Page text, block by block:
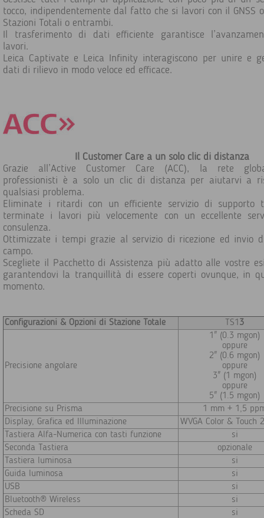
tocco, indipendentemente dal fatto che si lavori con il GNSS
Stazioni Totali o entrambi.
Il trasferimento di dati efficiente garantisce
lavori.
Leica Captivate e Leica Infinity interagiscono per unire e
dati di rilievo in modo veloce ed efficace.
Il Customer Care a un solo clic di distanza
Grazie all’Active Customer Care (ACC), la rete
professionisti è a solo un clic di distanza per aiutarvi a
qualsiasi problema.
Eliminate i ritardi con un efficiente servizio di supporto
terminate i lavori più velocemente con un eccellente
consulenza.
Ottimizzate i tempi grazie al servizio di ricezione ed invio
campo.
Scegliete il Pacchetto di Assistenza più adatto alle vostre
garantendovi la tranquillità di essere coperti ovunque, in
momento.
Configurazioni & Opzioni di Stazione Totale TS1 3
Precisione angolare
1" (0.3 mgon)
oppure
2" (0.6 mgon)
oppure
3" (1 mgon)
oppure
5" (1.5 mgon)
Precisione su Prisma
1 mm + 1,5
Display, Grafica ed Illuminazione
WVGA Color & Touch
Tastiera Alfa-Numerica con tasti funzione
si
Seconda Tastiera
opzionale
Tastiera luminosa
si
Guida luminosa
si
USB
si
Bluetooth® Wireless
si
Scheda SD
si